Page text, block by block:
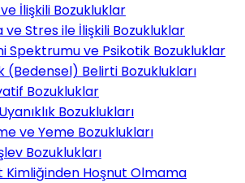
İlişkili Bozukluklar
ve Stres ile İlişkili Bozukluklar
Spektrumu ve Psikotik Bozukluklar
(Bedensel) Belirti Bozuklukları
Bozukluklar
Bozuklukları
ve Yeme Bozuklukları
Bozuklukları
Kimliğinden Hoşnut Olmama